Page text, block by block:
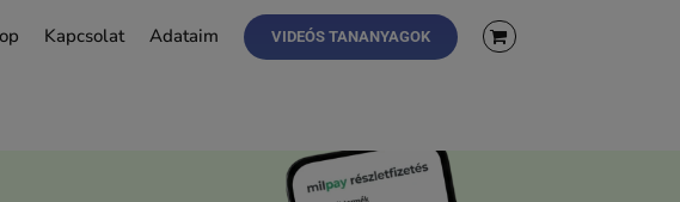
Kapcsolat Adataim VIDEÓS TANANYAGOK